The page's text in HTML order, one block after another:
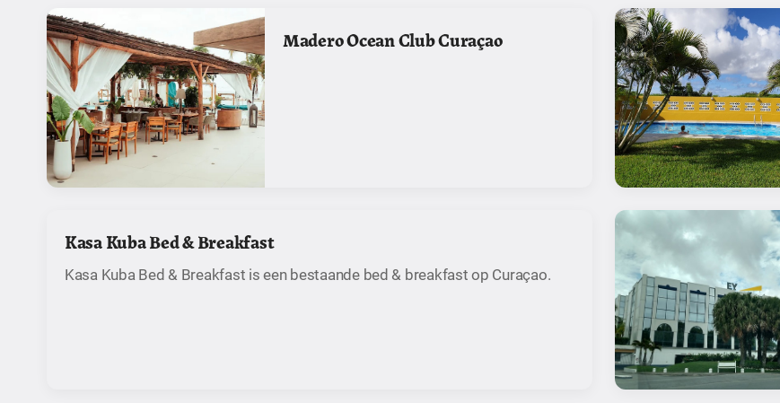
Madero Ocean Club Curaçao
Kasa Kuba Bed & Breakfast
Kasa Kuba Bed & Breakfast is een bestaande bed & breakfast op Curaçao.